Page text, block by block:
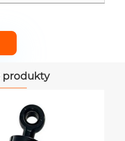
produkty
Auger Drive pro
PGA